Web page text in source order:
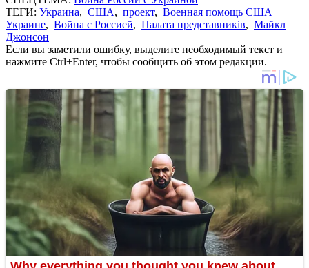
ТЕГИ: Украина, США, проект, Военная помощь США
Украине, Война с Россией, Палата представників, Майкл
Джонсон
Если вы заметили ошибку, выделите необходимый текст и
нажмите Ctrl+Enter, чтобы сообщить об этом редакции.